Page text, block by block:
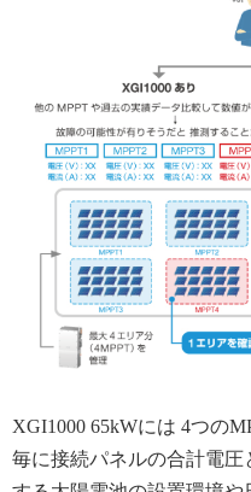
XGI1000 65kWには 4つの
毎に接続パネルの合計電